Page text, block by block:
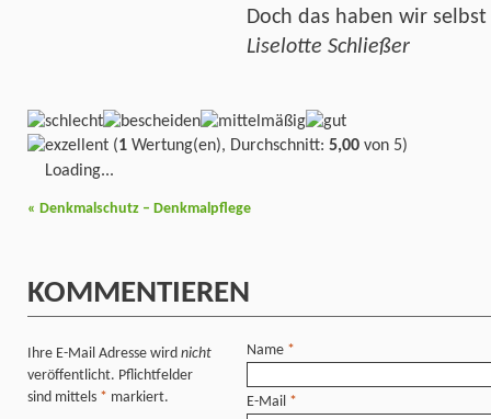
Doch das haben wir
Liselotte Schließer
(1 Wertung(en), Durchschnitt: 5,00 von 5)
Loading...
« Denkmalschutz – Denkmalpflege
KOMMENTIEREN
Ihre E-Mail Adresse wird nicht
veröffentlicht. Pflichtfelder
sind mittels * markiert.
Name *
E-Mail *